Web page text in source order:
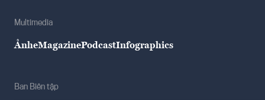
Multimedia
ẢnheMagazinePodcastInfographics
Ban Biên tập